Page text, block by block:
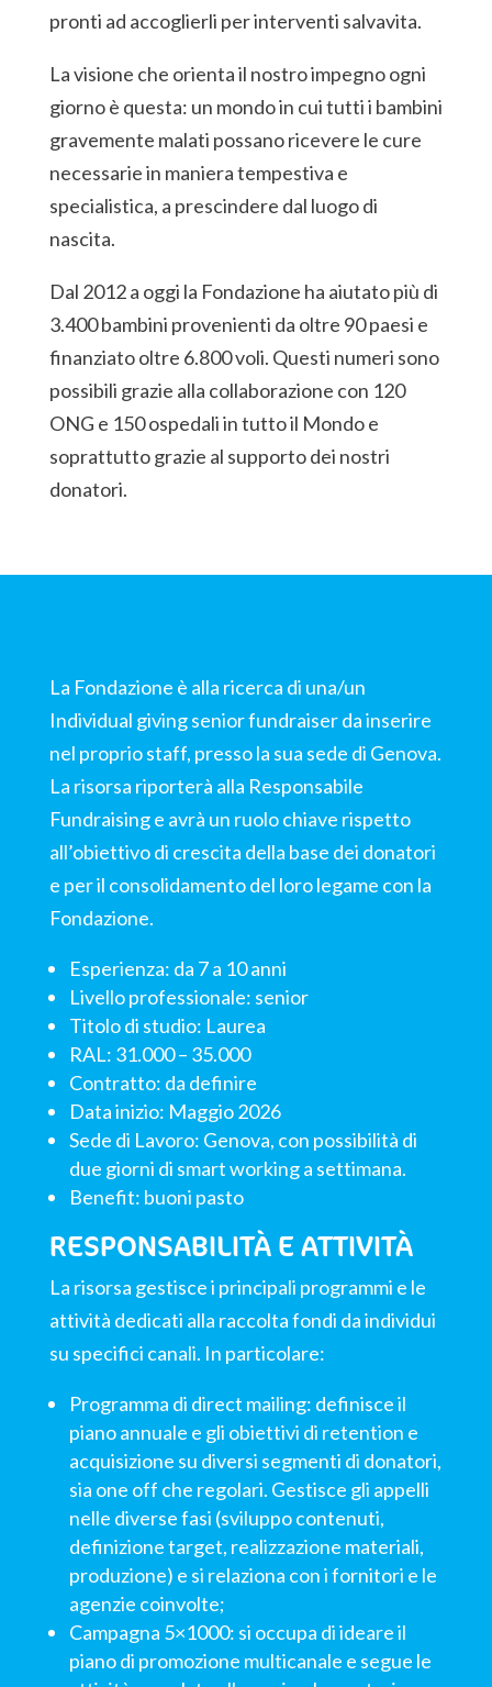
pronti ad accoglierli per interventi salvavita.
La visione che orienta il nostro impegno ogni
giorno è questa: un mondo in cui tutti i bambini
gravemente malati possano ricevere le cure
necessarie in maniera tempestiva e
specialistica, a prescindere dal luogo di
nascita.
Dal 2012 a oggi la Fondazione ha aiutato più di
3.400 bambini provenienti da oltre 90 paesi e
finanziato oltre 6.800 voli. Questi numeri sono
possibili grazie alla collaborazione con 120
ONG e 150 ospedali in tutto il Mondo e
soprattutto grazie al supporto dei nostri
donatori.
La Fondazione è alla ricerca di una/un
Individual giving senior fundraiser da inserire
nel proprio staff, presso la sua sede di Genova.
La risorsa riporterà alla Responsabile
Fundraising e avrà un ruolo chiave rispetto
all’obiettivo di crescita della base dei donatori
e per il consolidamento del loro legame con la
Fondazione.
Esperienza: da 7 a 10 anni
Livello professionale: senior
Titolo di studio: Laurea
RAL: 31.000 – 35.000
Contratto: da definire
Data inizio: Maggio 2026
Sede di Lavoro: Genova, con possibilità di
due giorni di smart working a settimana.
Benefit: buoni pasto
RESPONSABILITÀ E ATTIVITÀ
La risorsa gestisce i principali programmi e le
attività dedicati alla raccolta fondi da individui
su specifici canali. In particolare:
Programma di direct mailing: definisce il
piano annuale e gli obiettivi di retention e
acquisizione su diversi segmenti di donatori,
sia one off che regolari. Gestisce gli appelli
nelle diverse fasi (sviluppo contenuti,
definizione target, realizzazione materiali,
produzione) e si relaziona con i fornitori e le
agenzie coinvolte;
Campagna 5×1000: si occupa di ideare il
piano di promozione multicanale e segue le